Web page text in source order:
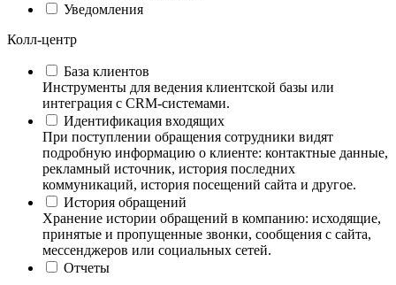
Уведомления
Колл-центр
База клиентов
Инструменты для ведения клиентской базы или
интеграция с CRM-системами.
Идентификация входящих
При поступлении обращения сотрудники видят
подробную информацию о клиенте: контактные данные,
рекламный источник, история последних
коммуникаций, история посещений сайта и другое.
История обращений
Хранение истории обращений в компанию: исходящие,
принятые и пропущенные звонки, сообщения с сайта,
мессенджеров или социальных сетей.
Отчеты